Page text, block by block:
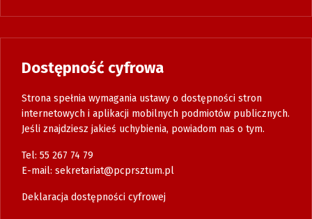
Dostępność cyfrowa
Strona spełnia wymagania ustawy o dostępności stron
internetowych i aplikacji mobilnych podmiotów publicznych.
Jeśli znajdziesz jakieś uchybienia, powiadom nas o tym.
Tel: 55 267 74 79
E-mail: sekretariat@pcprsztum.pl
Deklaracja dostępności cyfrowej